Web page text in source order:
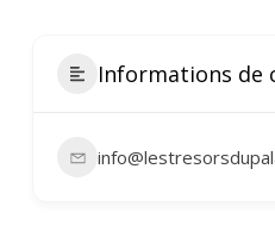
Informations de